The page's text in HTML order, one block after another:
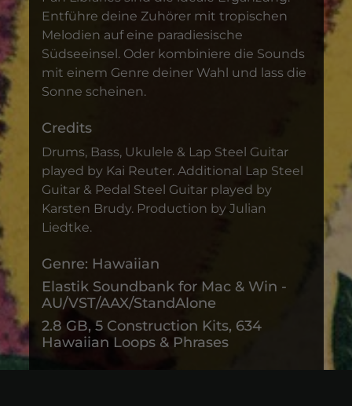
Entführe deine Zuhörer mit tropischen
Melodien auf eine paradiesische
Südseeinsel. Oder kombiniere die Sounds
mit einem Genre deiner Wahl und lass die
Sonne scheinen.
Credits
Drums, Bass, Ukulele & Lap Steel Guitar
played by Kai Reuter. Additional Lap Steel
Guitar & Pedal Steel Guitar played by
Karsten Brudy. Production by Julian
Liedtke.
Genre: Hawaiian
Elastik Soundbank for Mac & Win -
AU/VST/AAX/StandAlone
2.8 GB, 5 Construction Kits, 634
Hawaiian Loops & Phrases